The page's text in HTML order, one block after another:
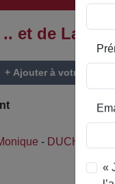
et de
+ Ajouter à votre liste
-
«